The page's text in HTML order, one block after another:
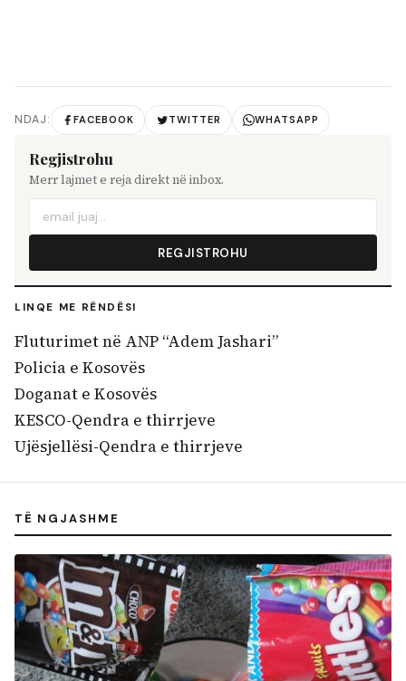
NDAJ: FACEBOOK TWITTER WHATSAPP
Regjistrohu
Merr lajmet e reja direkt në inbox.
REGJISTROHU
LINQE ME RËNDËSI
Fluturimet në ANP “Adem Jashari”
Policia e Kosovës
Doganat e Kosovës
KESCO-Qendra e thirrjeve
Ujësjellësi-Qendra e thirrjeve
TË NGJASHME